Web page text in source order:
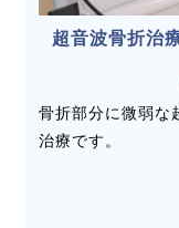
超音波骨折治
骨折部分に微弱な
治療です。